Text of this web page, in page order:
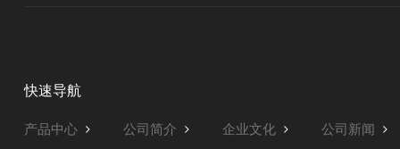
快速导航
产品中心 公司简介 企业文化 公司新闻